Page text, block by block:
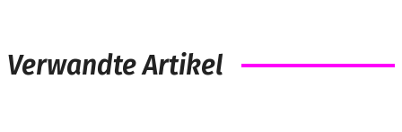
Verwandte Artikel